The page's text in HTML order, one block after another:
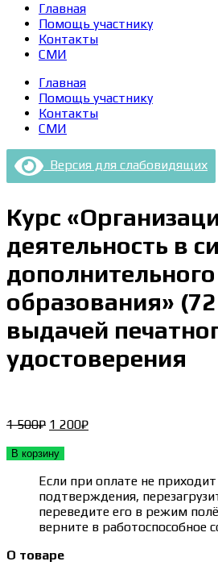
Главная
Помощь участнику
Контакты
СМИ
Главная
Помощь участнику
Контакты
СМИ
Версия для слабовидящих
Курс
деятельность в
дополнительного
образования» (72
выдачей
удостоверения
1 500₽ Первоначальная
составляла
1 200₽Текущая
В корзину
Если при оплате не
подтверждения,
переведите его в режим
верните в работоспособное
О товаре